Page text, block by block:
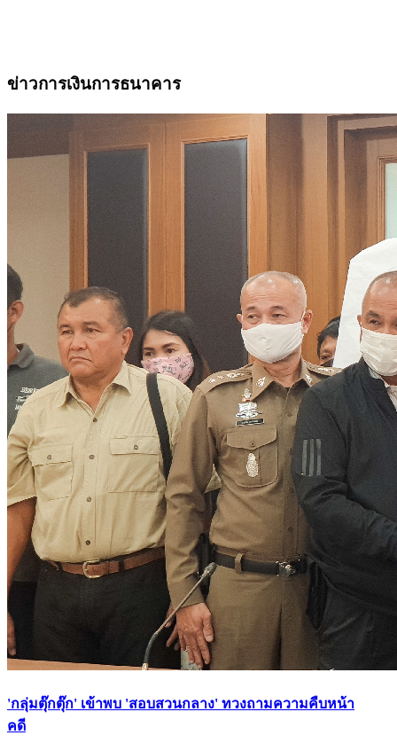
ข่าวการเงินการธนาคาร
'กลุ่มตุ๊กตุ๊ก' เข้าพบ 'สอบสวนกลาง' ทวงถามความคืบหน้า
คดี